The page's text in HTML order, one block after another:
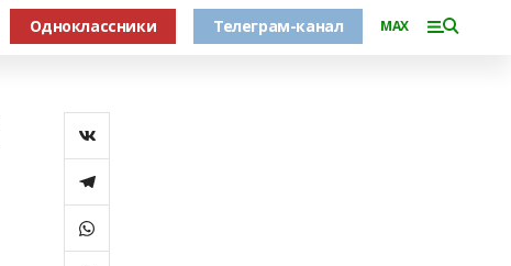
Одноклассники Телеграм-канал MAX